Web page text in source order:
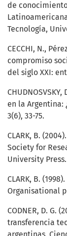
de
Tecnología,
CECCHI, N.,
compromiso
del siglo XXI:
en la Argentina:
3(6), 33-75.
CLARK, B.
Society for
University Press.
CLARK, B.
Organisational
CODNER, D. G.
transferencia